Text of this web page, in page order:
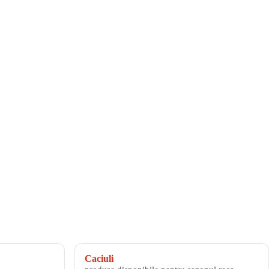
Caciuli